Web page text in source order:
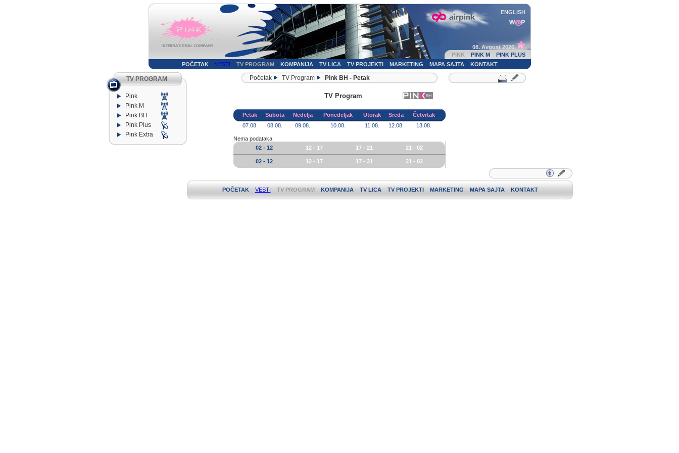
ENGLISH
08. Avgust 2026.
PINK
PINK M
PINK PLUS
POČETAK
VESTI TV PROGRAM KOMPANIJA TV LICA TV PROJEKTI MARKETING MAPA SAJTA KONTAKT
TV PROGRAM
Pink
Pink M
Pink BH
Pink Plus
Pink Extra
Početak TV Program Pink BH - Petak
TV Program
Petak Subota Nedelja Ponedeljak Utorak Sreda
Četvrtak
07.08.
08.08. 09.08. 10.08. 11.08. 12.08. 13.08.
Nema podataka
02 - 12
12 - 17 17 - 21 21 - 02
02 - 12 12 - 17 17 - 21 21 - 02
POČETAK VESTI TV PROGRAM KOMPANIJA TV LICA TV PROJEKTI MARKETING MAPA SAJTA KONTAKT